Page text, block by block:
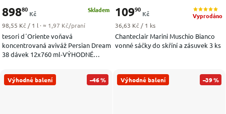
tesori d´Oriente voňavá
koncentrovaná aviváž Persian Dream
38 dávek 12x760 ml-VÝHODNÉ
Skladem
89880
Kč
Měrná cena:
98,55 Kč / 1 l · ≈ 1,97 Kč/praní
Chanteclair Marini Muschio Bianco
vonné sáčky do skříní a zásuvek 3 ks
Vyprodáno
10990
Kč
Měrná cena:
36,63 Kč / 1 ks
Výhodné balení –46 % Výhodné balení –39 %